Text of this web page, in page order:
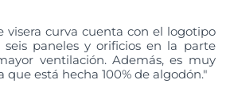
visera curva cuenta con el logotipo
paneles y orificios en la parte
ventilación. Además, es muy
que está hecha 100% de algodón."